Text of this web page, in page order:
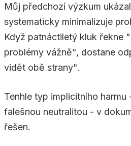
Můj předchozí výzkum
systematicky minimalizuje
Když patnáctiletý kluk řekne
problémy vážně", dostane
vidět obě strany".
Tenhle typ implicitního
falešnou neutralitou - v
řešen.